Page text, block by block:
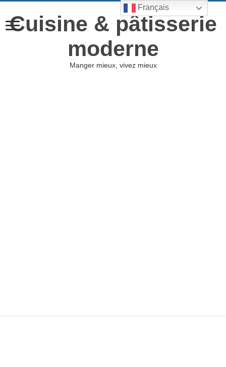
Cuisine & pâtisserie
moderne
Manger mieux, vivez mieux
Français